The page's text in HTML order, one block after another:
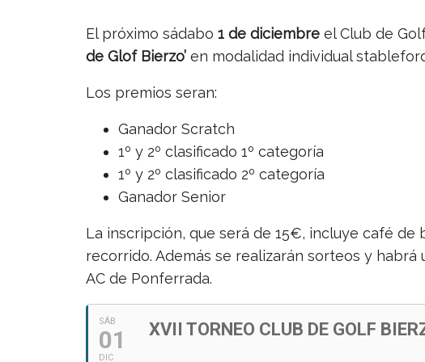
El próximo sádabo 1 de diciembre el Club de
de Glof Bierzo’ en modalidad individual
Los premios seran:
Ganador Scratch
1º y 2º clasificado 1º categoría
1º y 2º clasificado 2º categoría
Ganador Senior
La inscripción, que será de 15€, incluye café
recorrido. Además se realizarán sorteos y
AC de Ponferrada.
SÁB
01
DIC
XVII TORNEO CLUB DE GOLF